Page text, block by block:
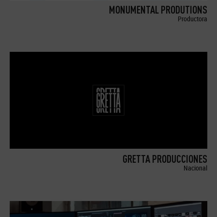
MONUMENTAL PRODUTIONS
Productora
GRETTA PRODUCCIONES
Nacional